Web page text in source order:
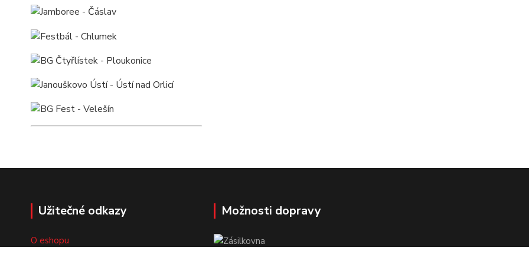
Užitečné odkazy
O eshopu
Možnosti dopravy